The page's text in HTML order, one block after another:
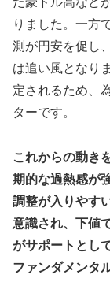
りました。一方
測が円安を促し
は追い風となり
定されるため、
ターです。
これからの動き
期的な過熱感が
調整が入りやす
意識され、下値
がサポートとし
ファンダメンタ